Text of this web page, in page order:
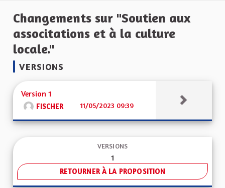
Changements sur "Soutien aux
associtations et à la culture
locale."
VERSIONS
Version 1
FISCHER 11/05/2023 09:39
VERSIONS
1
RETOURNER À LA PROPOSITION